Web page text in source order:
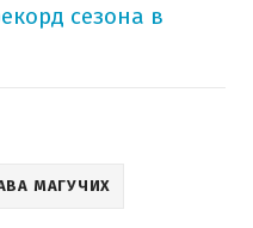
сезона в
МАГУЧИХ